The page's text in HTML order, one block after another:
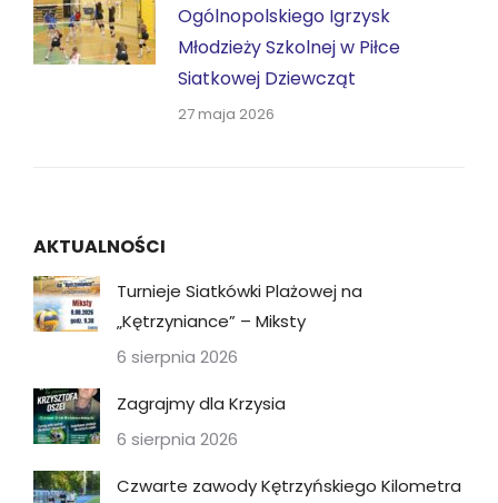
Ogólnopolskiego Igrzysk
Młodzieży Szkolnej w Piłce
Siatkowej Dziewcząt
27 maja 2026
AKTUALNOŚCI
Turnieje Siatkówki Plażowej na
„Kętrzyniance” – Miksty
6 sierpnia 2026
Zagrajmy dla Krzysia
6 sierpnia 2026
Czwarte zawody Kętrzyńskiego Kilometra